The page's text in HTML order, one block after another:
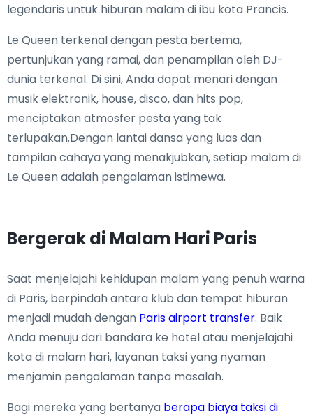
legendaris untuk hiburan malam di ibu kota Prancis.
Le Queen terkenal dengan pesta bertema,
pertunjukan yang ramai, dan penampilan oleh DJ-
dunia terkenal. Di sini, Anda dapat menari dengan
musik elektronik, house, disco, dan hits pop,
menciptakan atmosfer pesta yang tak
terlupakan.Dengan lantai dansa yang luas dan
tampilan cahaya yang menakjubkan, setiap malam di
Le Queen adalah pengalaman istimewa.
Bergerak di Malam Hari Paris
Saat menjelajahi kehidupan malam yang penuh warna
di Paris, berpindah antara klub dan tempat hiburan
menjadi mudah dengan Paris airport transfer. Baik
Anda menuju dari bandara ke hotel atau menjelajahi
kota di malam hari, layanan taksi yang nyaman
menjamin pengalaman tanpa masalah.
Bagi mereka yang bertanya berapa biaya taksi di